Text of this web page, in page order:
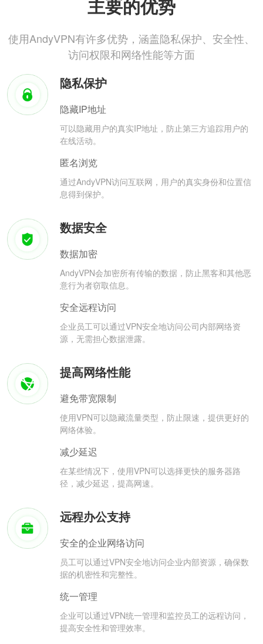
主要的优势
使用AndyVPN有许多优势，涵盖隐私保护、安全性、
访问权限和网络性能等方面
隐私保护
隐藏IP地址
可以隐藏用户的真实IP地址，防止第三方追踪用户的
在线活动。
匿名浏览
通过AndyVPN访问互联网，用户的真实身份和位置信
息得到保护。
数据安全
数据加密
AndyVPN会加密所有传输的数据，防止黑客和其他恶
意行为者窃取信息。
安全远程访问
企业员工可以通过VPN安全地访问公司内部网络资
源，无需担心数据泄露。
提高网络性能
避免带宽限制
使用VPN可以隐藏流量类型，防止限速，提供更好的
网络体验。
减少延迟
在某些情况下，使用VPN可以选择更快的服务器路
径，减少延迟，提高网速。
远程办公支持
安全的企业网络访问
员工可以通过VPN安全地访问企业内部资源，确保数
据的机密性和完整性。
统一管理
企业可以通过VPN统一管理和监控员工的远程访问，
提高安全性和管理效率。